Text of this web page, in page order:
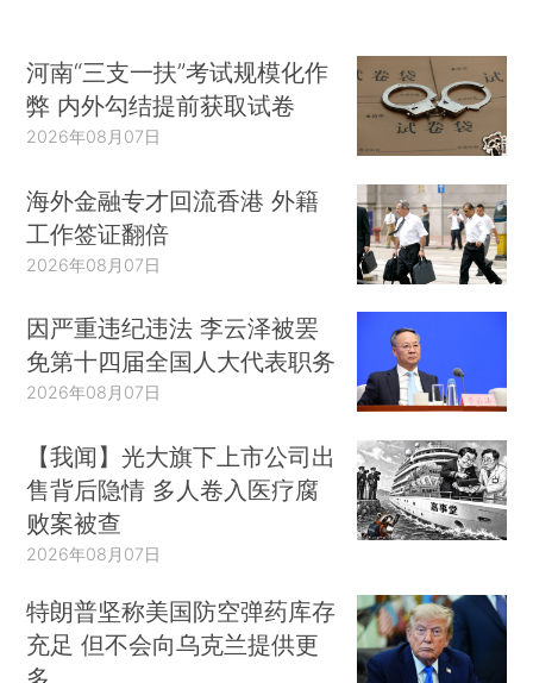
河南“三支一扶”考试规模化作
弊 内外勾结提前获取试卷
2026年08月07日
海外金融专才回流香港 外籍
工作签证翻倍
2026年08月07日
因严重违纪违法 李云泽被罢
免第十四届全国人大代表职务
2026年08月07日
【我闻】光大旗下上市公司出
售背后隐情 多人卷入医疗腐
败案被查
2026年08月07日
特朗普坚称美国防空弹药库存
充足 但不会向乌克兰提供更